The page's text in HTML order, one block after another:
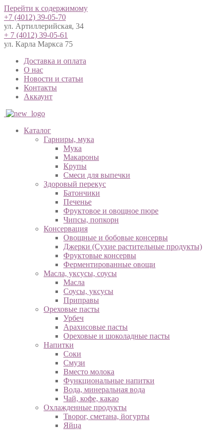
Перейти к содержимому
+7 (4012) 39-05-70
ул. Артиллерийская, 34
+ 7 (4012) 39-05-61
ул. Карла Маркса 75
Доставка и оплата
О нас
Новости и статьи
Контакты
Аккаунт
Каталог
Гарниры, мука
Мука
Макароны
Крупы
Смеси для выпечки
Здоровый перекус
Батончики
Печенье
Фруктовое и овощное пюре
Чипсы, попкорн
Консервация
Овощные и бобовые консервы
Джерки (Сухие растительные продукты)
Фруктовые консервы
Ферментированные овощи
Масла, уксусы, соусы
Масла
Соусы, уксусы
Приправы
Ореховые пасты
Урбеч
Арахисовые пасты
Ореховые и шоколадные пасты
Напитки
Соки
Смузи
Вместо молока
Функциональные напитки
Вода, минеральная вода
Чай, кофе, какао
Охлажденные продукты
Творог, сметана, йогурты
Яйца